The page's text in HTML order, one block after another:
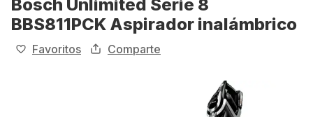
Bosch Unlimited Serie 8
BBS811PCK Aspirador inalámbrico
Favoritos Comparte